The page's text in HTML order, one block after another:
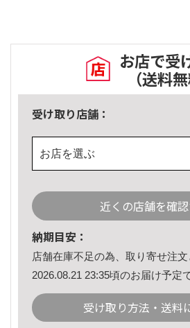
お店で受
（送料無
受け取り店舗：
お店を選ぶ
近くの店舗を確
納期目安：
店舗在庫不足の為、取り寄せ注文
2026.08.21 23:35頃のお届け予定
受け取り方法・送料